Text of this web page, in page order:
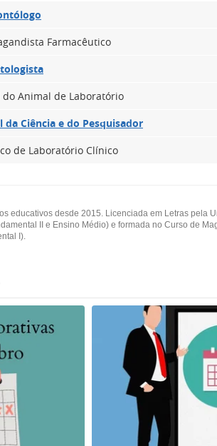
Farmacêutico
Animal de Laboratório
da Ciência e do Pesquisador
de Laboratório Clínico
educativos desde 2015. Licenciada em Letras pela
II e Ensino Médio) e formada no Curso de
I).